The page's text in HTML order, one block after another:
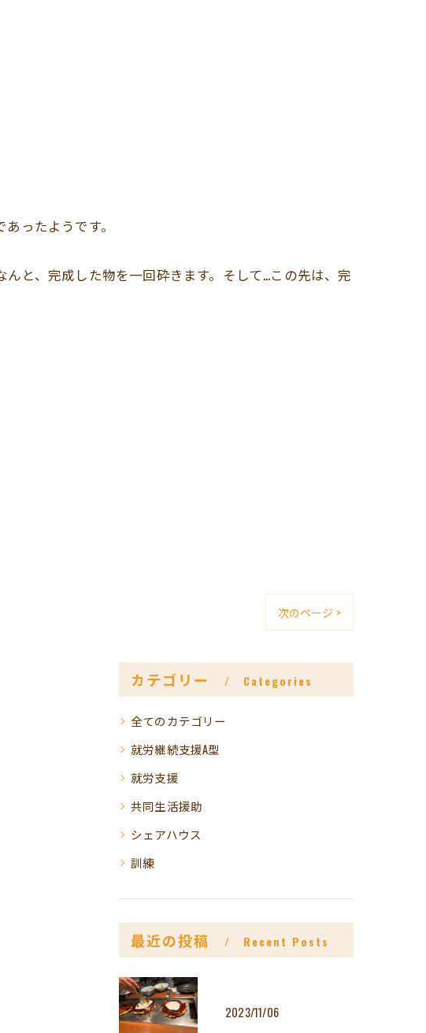
ったようです。
と、完成した物を一回砕きます。そして…この先は、完
次のページ >
カテゴリー Categories
全てのカテゴリー
就労継続支援A型
就労支援
共同生活援助
シェアハウス
訓練
最近の投稿 Recent Posts
2023/11/06